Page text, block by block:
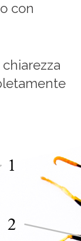
con